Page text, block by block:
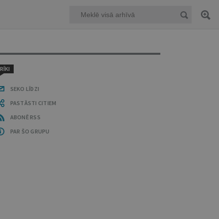
RĪKI
SEKO LĪDZI
PASTĀSTI CITIEM
ABONĒ RSS
PAR ŠO GRUPU